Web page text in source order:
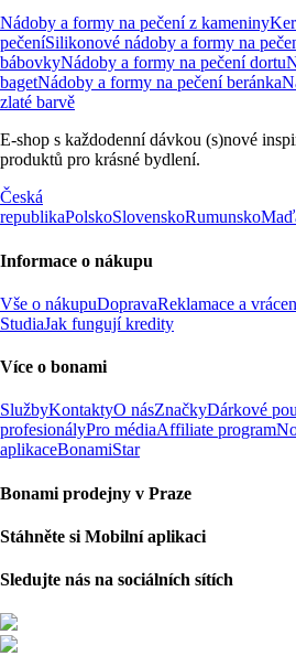
Nádoby a formy na pečení z kameniny
pečeníSilikonové nádoby a formy na
bábovkyNádoby a formy na pečení dortu
bagetNádoby a formy na pečení beránka
zlaté barvě
E-shop s každodenní dávkou (s)nové
produktů pro krásné bydlení.
Česká
republikaPolskoSlovenskoRumunsko
Informace o nákupu
Vše o nákupuDopravaReklamace a
StudiaJak fungují kredity
Více o bonami
SlužbyKontaktyO násZnačkyDárkové
profesionályPro médiaAffiliate program
aplikaceBonamiStar
Bonami prodejny v Praze
Stáhněte si Mobilní aplikaci
Sledujte nás na sociálních sítích